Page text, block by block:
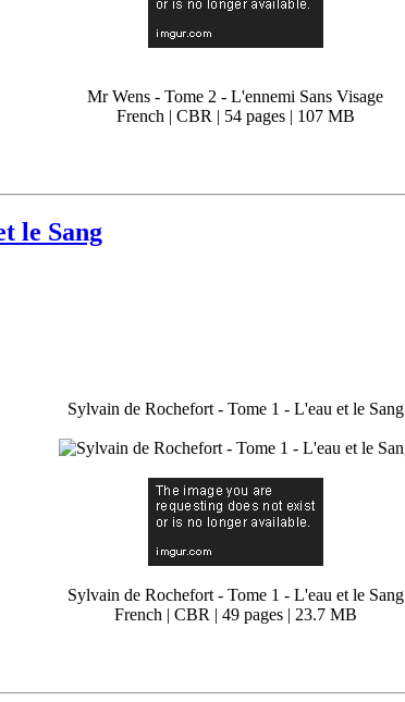
Mr Wens - Tome 2 - L'ennemi Sans Visage
French | CBR | 54 pages | 107 MB
le Sang
Sylvain de Rochefort - Tome 1 - L'eau et le Sang
Sylvain de Rochefort - Tome 1 - L'eau et le Sang
French | CBR | 49 pages | 23.7 MB